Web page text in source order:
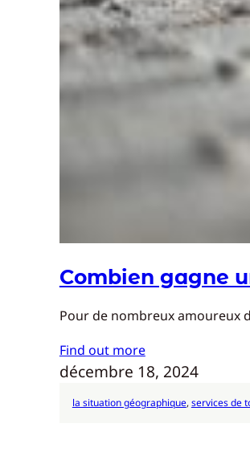
Combien gagne
Pour de nombreux amoureux
Find out more
décembre 18, 2024
la situation géographique, services de